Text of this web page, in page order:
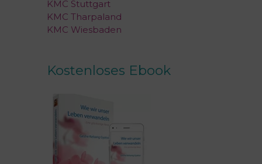
KMC Stuttgart
KMC Tharpaland
KMC Wiesbaden
Kostenloses Ebook